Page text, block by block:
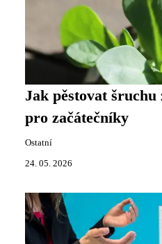
Jak pěstovat
pro začátečníky
Ostatní
24. 05. 2026